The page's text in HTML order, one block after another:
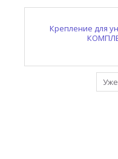
Крепление для
Крышка сидение
Виньони
Унитаз